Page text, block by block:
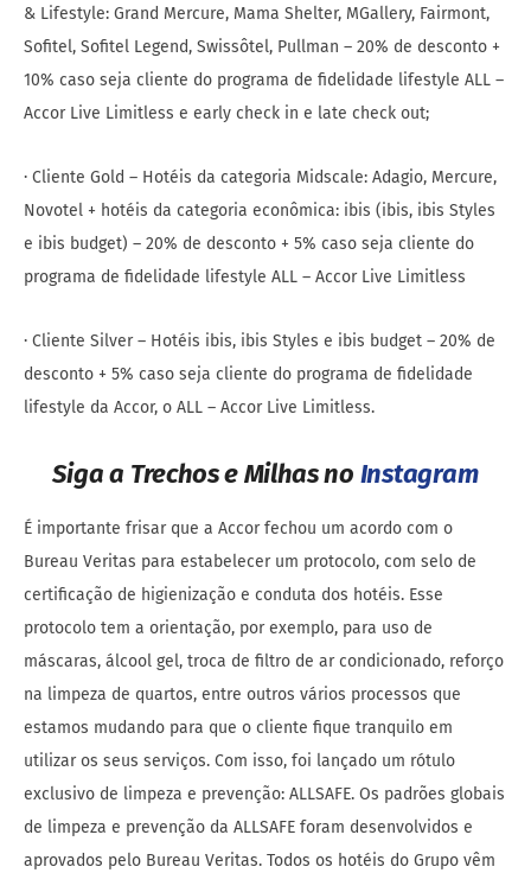
& Lifestyle: Grand Mercure, Mama Shelter, MGallery, Fairmont,
Sofitel, Sofitel Legend, Swissôtel, Pullman – 20% de desconto +
10% caso seja cliente do programa de fidelidade lifestyle ALL –
Accor Live Limitless e early check in e late check out;
· Cliente Gold – Hotéis da categoria Midscale: Adagio, Mercure,
Novotel + hotéis da categoria econômica: ibis (ibis, ibis Styles
e ibis budget) – 20% de desconto + 5% caso seja cliente do
programa de fidelidade lifestyle ALL – Accor Live Limitless
· Cliente Silver – Hotéis ibis, ibis Styles e ibis budget – 20% de
desconto + 5% caso seja cliente do programa de fidelidade
lifestyle da Accor, o ALL – Accor Live Limitless.
Siga a Trechos e Milhas no Instagram
É importante frisar que a Accor fechou um acordo com o
Bureau Veritas para estabelecer um protocolo, com selo de
certificação de higienização e conduta dos hotéis. Esse
protocolo tem a orientação, por exemplo, para uso de
máscaras, álcool gel, troca de filtro de ar condicionado, reforço
na limpeza de quartos, entre outros vários processos que
estamos mudando para que o cliente fique tranquilo em
utilizar os seus serviços. Com isso, foi lançado um rótulo
exclusivo de limpeza e prevenção: ALLSAFE. Os padrões globais
de limpeza e prevenção da ALLSAFE foram desenvolvidos e
aprovados pelo Bureau Veritas. Todos os hotéis do Grupo vêm